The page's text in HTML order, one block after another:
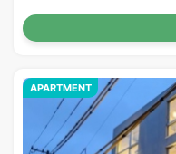
APARTMENT